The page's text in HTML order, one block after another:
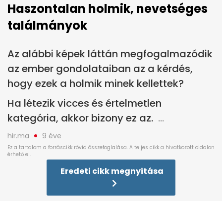
Haszontalan holmik, nevetséges
találmányok
Az alábbi képek láttán megfogalmazódik
az ember gondolataiban az a kérdés,
hogy ezek a holmik minek kellettek?
Ha létezik vicces és értelmetlen
kategória, akkor bizony ez az.
hir.ma 9 éve
Eredeti cikk megnyitása